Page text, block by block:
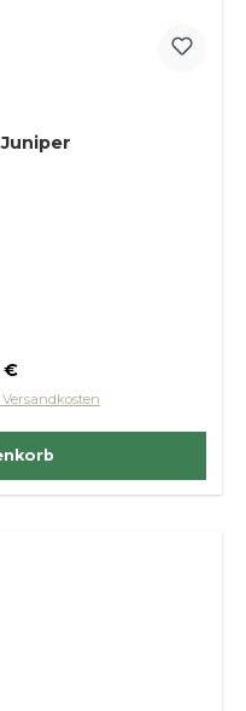
Artisan Plus Juniper
Preis:
€